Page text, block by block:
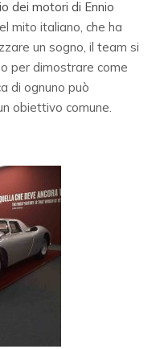
dei motori di Ennio
mito italiano, che ha
un sogno, il team si
per dimostrare come
di ognuno può
obiettivo comune.